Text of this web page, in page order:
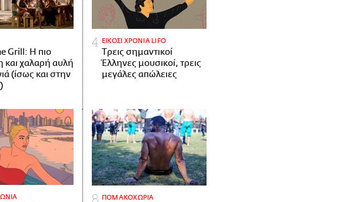
Grill: Η πιο
και χαλαρή αυλή
(ίσως και στην
ΕΙΚΟΣΙ ΧΡΟΝΙΑ LIFO
Tρεις σημαντικοί
Έλληνες μουσικοί, τρεις
μεγάλες απώλειες
ΠΟΜΑΚΟΧΩΡΙΑ